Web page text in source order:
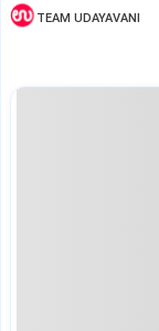
TEAM UDAYAVANI